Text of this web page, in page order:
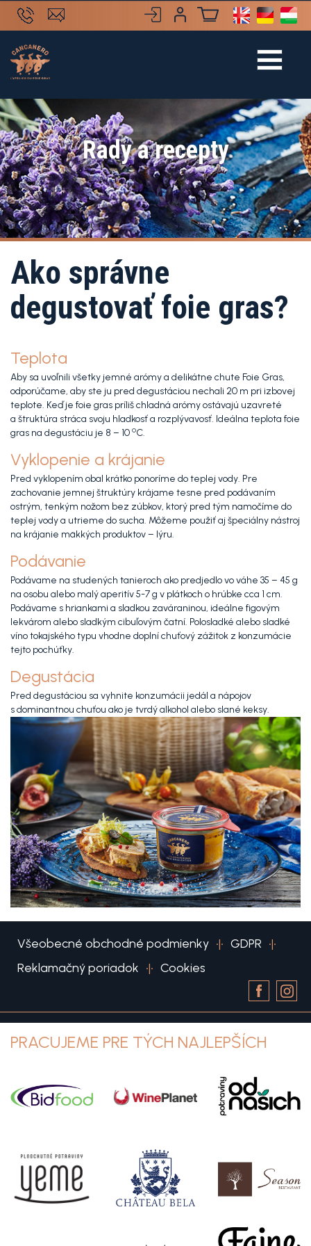
Rady a recepty
Ako správne
degustovať foie gras?
Teplota
Aby sa uvoľnili všetky jemné arómy a delikátne chute Foie Gras,
odporúčame, aby ste ju pred degustáciou nechali 20 m pri izbovej
teplote. Keď je foie gras príliš chladná arómy ostávajú uzavreté
a štruktúra stráca svoju hladkosť a rozplývavosť. Ideálna teplota foie
gras na degustáciu je 8 – 10 ºC.
Vyklopenie a krájanie
Pred vyklopením obal krátko ponoríme do teplej vody. Pre
zachovanie jemnej štruktúry krájame tesne pred podávaním
ostrým, tenkým nožom bez zúbkov, ktorý pred tým namočíme do
teplej vody a utrieme do sucha. Môžeme použiť aj špeciálny nástroj
na krájanie mäkkých produktov – lýru.
Podávanie
Podávame na studených tanieroch ako predjedlo vo váhe 35 – 45 g
na osobu alebo malý aperitív 5-7 g v plátkoch o hrúbke cca 1 cm.
Podávame s hriankami a sladkou zaváraninou, ideálne figovým
lekvárom alebo sladkým cibuľovým čatní. Polosladké alebo sladké
víno tokajského typu vhodne doplní chuťový zážitok z konzumácie
tejto pochúťky.
Degustácia
Pred degustáciou sa vyhnite konzumácii jedál a nápojov
s dominantnou chuťou ako je tvrdý alkohol alebo slané keksy.
Všeobecné obchodné podmienky •|• GDPR •|•
Reklamačný poriadok •|• Cookies
PRACUJEME PRE TÝCH NAJLEPŠÍCH